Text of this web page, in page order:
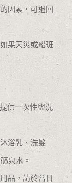
因素，可退回
果天災或船班
供一次性盥洗
浴乳、洗髮
泉水。
品，請於當日